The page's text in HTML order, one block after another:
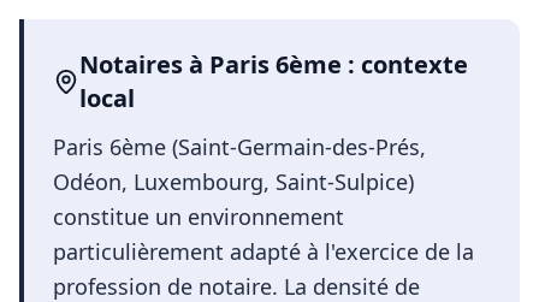
Notairesà Paris 6ème : contexte
local
Paris 6ème (Saint-Germain-des-Prés,
Odéon, Luxembourg, Saint-Sulpice)
constitue un environnement
particulièrement adapté à l'exercice de la
profession de notaire. La densité de